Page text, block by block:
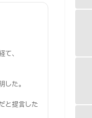
て、
た。
と提言した